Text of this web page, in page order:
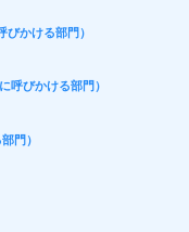
かける部門）
呼びかける部門）
門）